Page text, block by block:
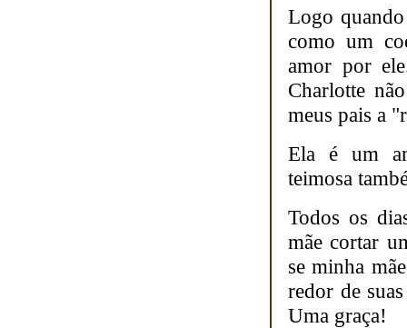
Logo
como um
amor por
Charlotte
meus pais a
Ela é um
teimosa
Todos os
mãe cortar
se minha
redor de
Uma graça!